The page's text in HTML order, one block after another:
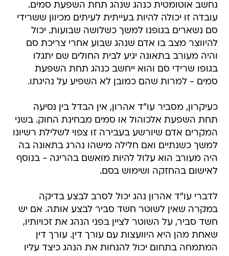
נחשב אוטומטית כנהג שנהג תחת השפעת סמים.
עובדה זו יכולה להיות בעייתית לעיתים מכיוון ששרידי
סם נשארים בגופנו למשך כשלושה שבועות. יכול
להיווצר מצב בו אדם שנהג שבוע אחרי צריכת סם
והיה מעורב בתאונה יגיע לבית החולים שם יתגלו
בגופו שרידי סם והוא ייחשב כנהג תחת השפעת
סמים - למרות שהם כמובן לא השפיע על נהיגתו.
כעיקרון, מסביר עו"ד אהרון, אין הבדל בין נסיעה
תחת השפעת אלכוהול או סמים מבחינת החוק. בשני
המקרים אדם שיורשע בעבירה זו צפוי לשלילת רשיונו
למשך כשנתיים ואם חלילה מישהו נהרג בתאונה בה
היה מעורב הוא עלול להיות מואשם בהריגה - בנוסף
לאישום בהחזקה ושימוש בסם.
לדברי עו"ד אהרון נהג יכול לסרב לבצע בדיקה
במקרה שאין לשוטר חשד סביר לבצע אותה. אם יש
חשד סביר, על השוטר לציין בפני הנהג את זכויותיו,
שאחת מהן היא היוועצות עם עורך דין. עורך דין
המתמחה בתחום יכול להנחות את הנהג כיצד עליו